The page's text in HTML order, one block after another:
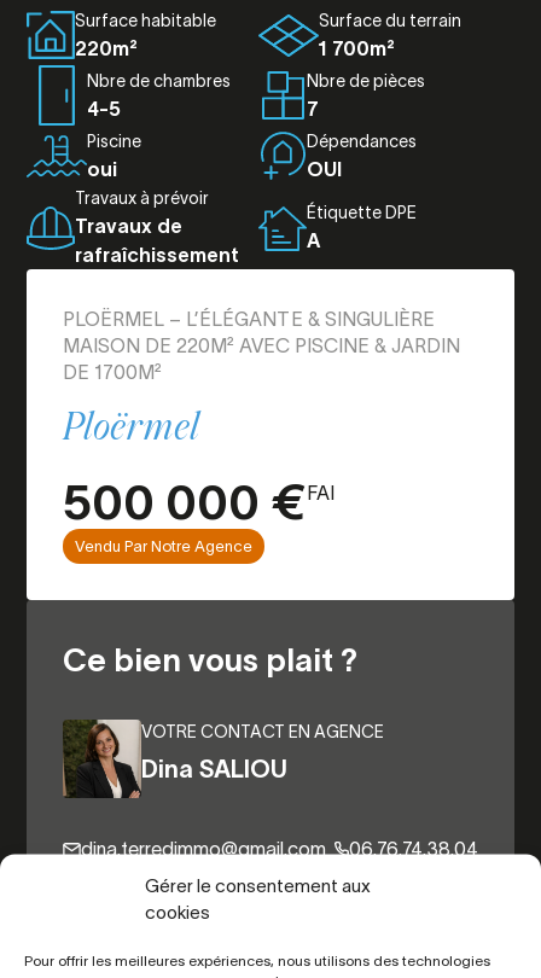
Gérer le consentement aux
cookies
Pour offrir les meilleures expériences, nous utilisons des technologies
Surface habitable
220m²
Surface du terrain
1 700m²
Nbre de chambres
4-5
Nbre de pièces
7
Piscine
oui
Dépendances
OUI
Travaux à prévoir
Travaux de
rafraîchissement
Étiquette DPE
A
PLOËRMEL – L’ÉLÉGANTE & SINGULIÈRE
MAISON DE 220M² AVEC PISCINE & JARDIN
DE 1700M²
Ploërmel
500 000 €FAI
Vendu Par Notre Agence
Ce bien vous plait ?
VOTRE CONTACT EN AGENCE
Dina SALIOU
dina.terredimmo@gmail.com 06.76.74.38.04